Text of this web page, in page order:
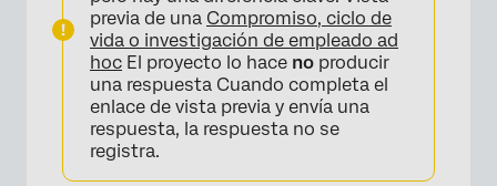
previa de una Compromiso, ciclo de
vida o investigación de empleado ad
hoc El proyecto lo hace no producir
una respuesta Cuando completa el
enlace de vista previa y envía una
respuesta, la respuesta no se
registra.